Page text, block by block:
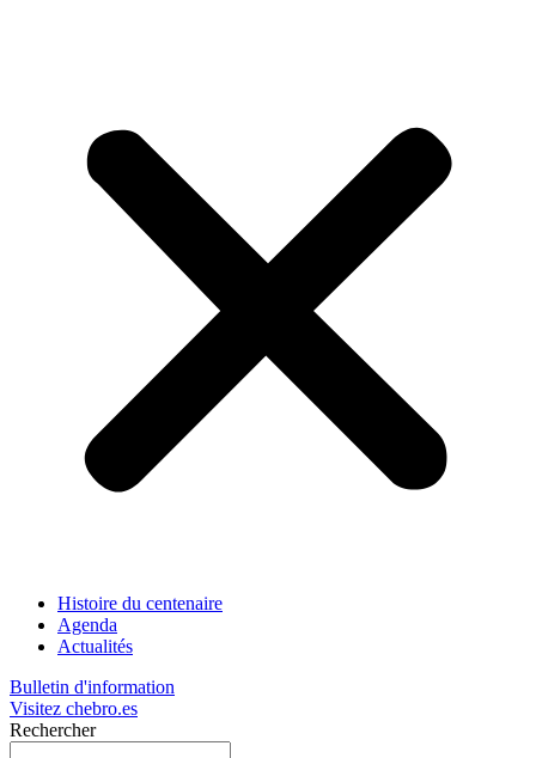
Histoire du centenaire
Agenda
Actualités
Bulletin d'information
Visitez chebro.es
Rechercher